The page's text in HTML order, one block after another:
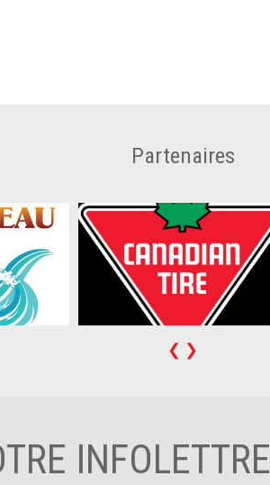
Partenaires
❮ ❯
INFOLETTRE